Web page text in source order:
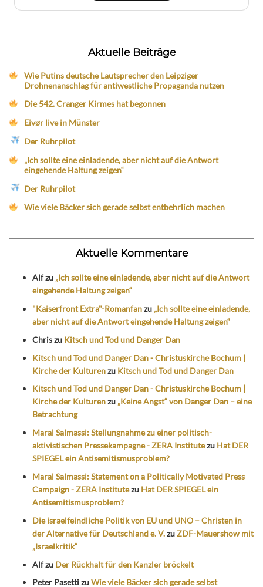
Aktuelle Beiträge
Wie Putins deutsche Lautsprecher den Leipziger
Drohnenanschlag für antiwestliche Propaganda nutzen
Die 542. Cranger Kirmes hat begonnen
Eivør live in Münster
Der Ruhrpilot
„Ich sollte eine einladende, aber nicht auf die Antwort
eingehende Haltung zeigen“
Der Ruhrpilot
Wie viele Bäcker sich gerade selbst entbehrlich machen
Aktuelle Kommentare
Alfzu „Ich sollte eine einladende, aber nicht auf die Antwort
eingehende Haltung zeigen“
"Kaiserfront Extra"-Romanfanzu „Ich sollte eine einladende,
aber nicht auf die Antwort eingehende Haltung zeigen“
Chriszu Kitsch und Tod und Danger Dan
Kitsch und Tod und Danger Dan - Christuskirche Bochum |
Kirche der Kulturenzu Kitsch und Tod und Danger Dan
Kitsch und Tod und Danger Dan - Christuskirche Bochum |
Kirche der Kulturenzu „Keine Angst“ von Danger Dan – eine
Betrachtung
Maral Salmassi: Stellungnahme zu einer politisch-
aktivistischen Pressekampagne - ZERA Institutezu Hat DER
SPIEGEL ein Antisemitismusproblem?
Maral Salmassi: Statement on a Politically Motivated Press
Campaign - ZERA Institutezu Hat DER SPIEGEL ein
Antisemitismusproblem?
Die israelfeindliche Politik von EU und UNO – Christen in
der Alternative für Deutschland e. V.zuZDF-Mauershow mit
„Israelkritik“
Alfzu Der Rückhalt für den Kanzler bröckelt
Peter PasettizuWie viele Bäcker sich gerade selbst